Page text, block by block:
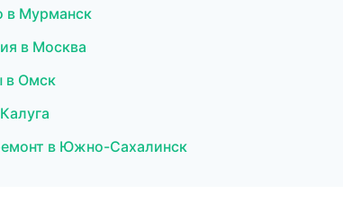
в Мурманск
в Москва
в Омск
в Южно-Сахалинск